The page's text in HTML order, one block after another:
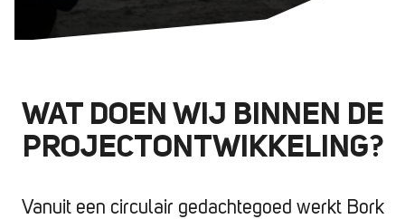
WAT DOEN WIJ BINNEN DE
PROJECTONTWIKKELING?
Vanuit een circulair gedachtegoed werkt Bork